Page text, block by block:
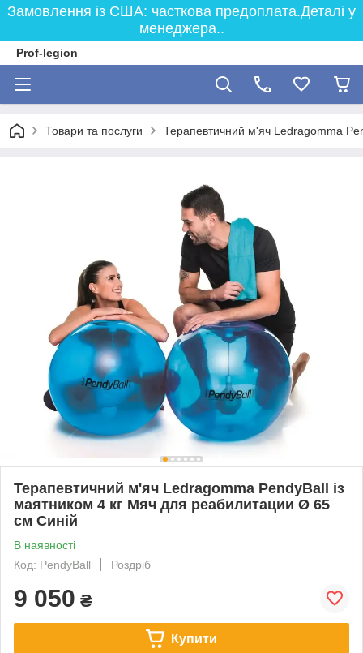
Замовлення із США: часткова предоплата.Деталі у
менеджера..
Prof-legion
Товари та послуги Терапевтичний м'яч Ledragomma
Терапевтичний м'яч Ledragomma PendyBall із
маятником 4 кг Мяч для реабилитации Ø 65
см Синій
В наявності
Код: PendyBall
Роздріб
9 050 ₴
Купити